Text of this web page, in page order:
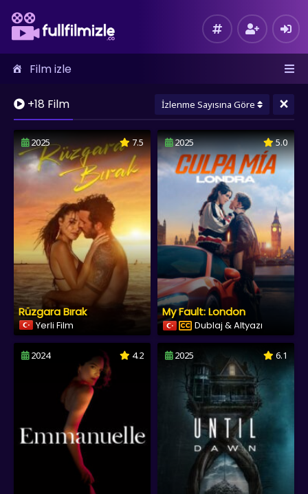
Film izle
+18 Film İzlenme Sayısına Göre ×
2025 7.5
Rüzgara Bırak
Yerli Film
2025 5.0
My Fault: London
Dublaj & Altyazı
2024 4.2 2025 6.1